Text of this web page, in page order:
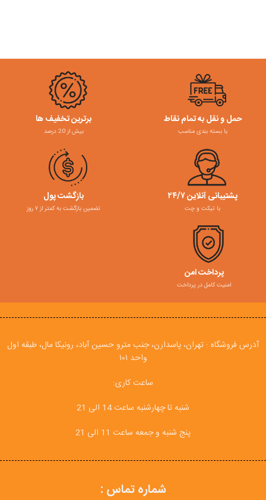
حمل و نقل به تمام نقاط
با بسته بندی مناسب
برترین تخفیف ها
بیش از 20 درصد
پشتیبانی آنلاین ۲۴/۷
با تیکت و چت
بازگشت پول
تضمین بازگشت به کمتر از ۷ روز
پرداخت امن
امنیت کامل در پرداخت
آدرس فروشگاه : تهران، پاسدارن، جنب مترو حسین آباد، رونیکا مال، طبقه اول
واحد ۱۰۱
ساعت کاری:
شنبه تا چهارشنبه ساعت 14 الی 21
پنج شنبه و جمعه ساعت 11 الی 21
شماره تماس :